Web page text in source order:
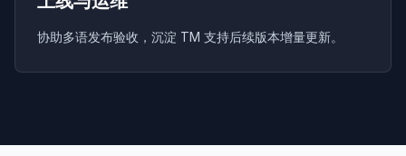
协助多语发布验收，沉淀 TM 支持后续版本增量更新。